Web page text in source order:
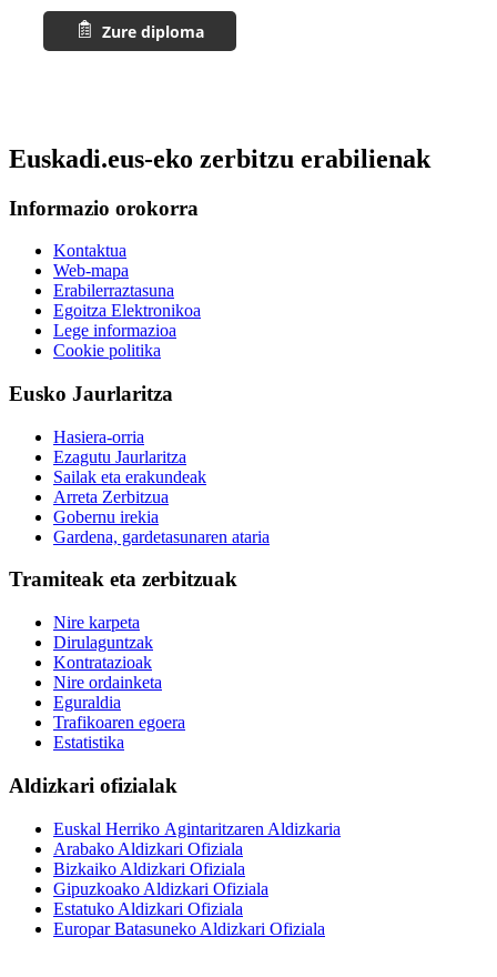
Euskadi.eus-eko zerbitzu erabilienak
Informazio orokorra
Kontaktua
Web-mapa
Erabilerraztasuna
Egoitza Elektronikoa
Lege informazioa
Cookie politika
Eusko Jaurlaritza
Hasiera-orria
Ezagutu Jaurlaritza
Sailak eta erakundeak
Arreta Zerbitzua
Gobernu irekia
Gardena, gardetasunaren ataria
Tramiteak eta zerbitzuak
Nire karpeta
Dirulaguntzak
Kontratazioak
Nire ordainketa
Eguraldia
Trafikoaren egoera
Estatistika
Aldizkari ofizialak
Euskal Herriko Agintaritzaren Aldizkaria
Arabako Aldizkari Ofiziala
Bizkaiko Aldizkari Ofiziala
Gipuzkoako Aldizkari Ofiziala
Estatuko Aldizkari Ofiziala
Europar Batasuneko Aldizkari Ofiziala